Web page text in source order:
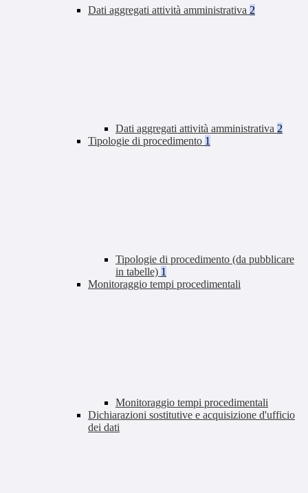
Dati aggregati attività amministrativa 2
Dati aggregati attività amministrativa 2
Tipologie di procedimento 1
Tipologie di procedimento (da pubblicare
in tabelle) 1
Monitoraggio tempi procedimentali
Monitoraggio tempi procedimentali
Dichiarazioni sostitutive e acquisizione d'ufficio
dei dati